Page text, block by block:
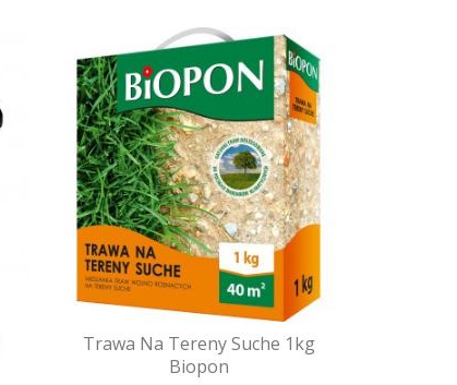
Trawa Na Tereny Suche 1kg
Biopon